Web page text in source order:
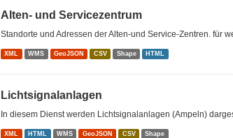
Alten- und Servicezentrum
Standorte und Adressen der Alten-und Service-Zentren. für
XML WMS GeoJSON CSV Shape HTML
Lichtsignalanlagen
In diesem Dienst werden Lichtsignalanlagen (Ampeln)
XML HTML WMS GeoJSON CSV Shape